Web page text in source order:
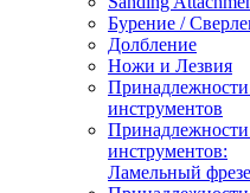
Бурение /
Долбление
Ножи и Лезвия
Принадлежности
инструментов
Принадлежности
инструментов:
Ламельный